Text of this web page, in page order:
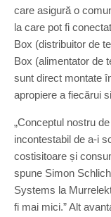
care asigură o
la care pot fi
Box (distribuitor de
Box (alimentator de
sunt direct montate
apropiere a fiecărui
„Conceptul nostru
incontestabil de a-i
costisitoare și
spune Simon
Systems la
fi mai mici.” Alt